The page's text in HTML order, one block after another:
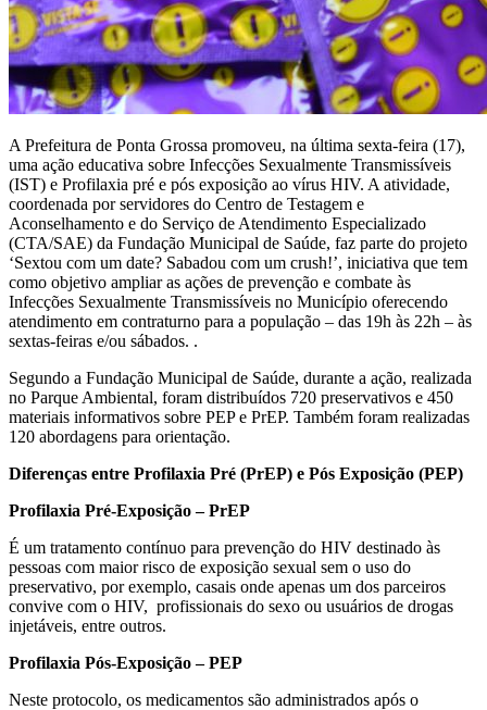
A Prefeitura de Ponta Grossa promoveu, na última sexta-feira (17),
uma ação educativa sobre Infecções Sexualmente Transmissíveis
(IST) e Profilaxia pré e pós exposição ao vírus HIV. A atividade,
coordenada por servidores do Centro de Testagem e
Aconselhamento e do Serviço de Atendimento Especializado
(CTA/SAE) da Fundação Municipal de Saúde, faz parte do projeto
‘Sextou com um date? Sabadou com um crush!’, iniciativa que tem
como objetivo ampliar as ações de prevenção e combate às
Infecções Sexualmente Transmissíveis no Município oferecendo
atendimento em contraturno para a população – das 19h às 22h – às
sextas-feiras e/ou sábados. .
Segundo a Fundação Municipal de Saúde, durante a ação, realizada
no Parque Ambiental, foram distribuídos 720 preservativos e 450
materiais informativos sobre PEP e PrEP. Também foram realizadas
120 abordagens para orientação.
Diferenças entre Profilaxia Pré (PrEP) e Pós Exposição (PEP)
Profilaxia Pré-Exposição – PrEP
É um tratamento contínuo para prevenção do HIV destinado às
pessoas com maior risco de exposição sexual sem o uso do
preservativo, por exemplo, casais onde apenas um dos parceiros
convive com o HIV, profissionais do sexo ou usuários de drogas
injetáveis, entre outros.
Profilaxia Pós-Exposição – PEP
Neste protocolo, os medicamentos são administrados após o